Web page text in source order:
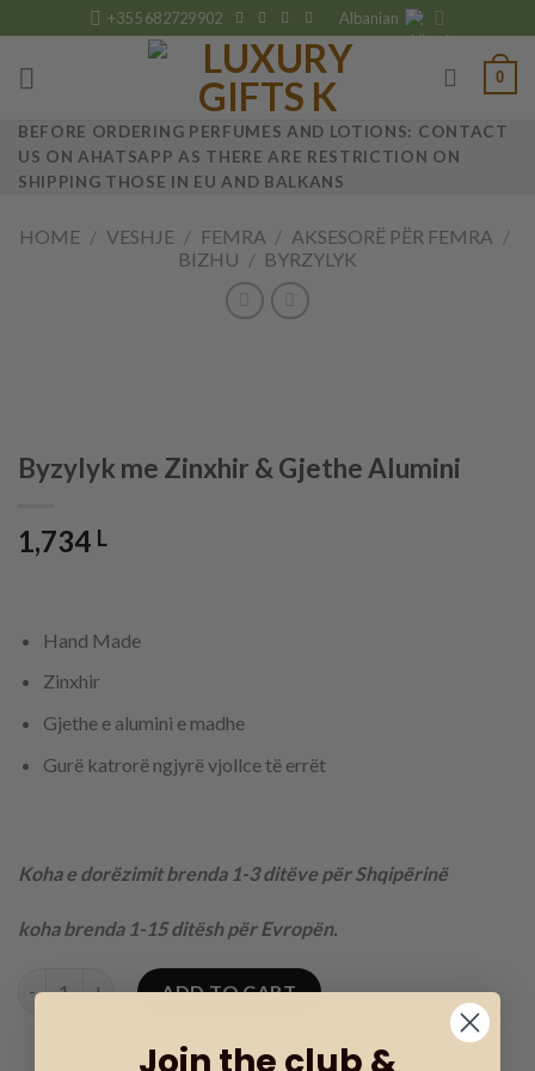
to
content
+355 682729902 Albanian
0
BEFORE ORDERING PERFUMES AND LOTIONS: CONTACT
US ON AHATSAPP AS THERE ARE RESTRICTION ON
SHIPPING THOSE IN EU AND BALKANS
HOME / VESHJE / FEMRA / AKSESORË PËR FEMRA /
BIZHU / BYRZYLYK
Byzylyk me Zinxhir & Gjethe Alumini
1,734 L
Hand Made
Zinxhir
Gjethe e alumini e madhe
Gurë katrorë ngjyrë vjollce të errët
Koha e dorëzimit brenda 1-3 ditëve për Shqipërinë
koha brenda 1-15 ditësh për Evropën.
Byzylyk me Zinxhir & Gjethe Alumini quantity
ADD TO CART
Join the club &